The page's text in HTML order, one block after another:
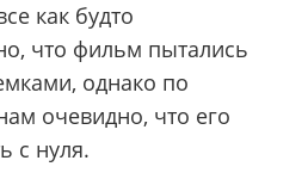
как будто
что фильм пытались
однако по
очевидно, что его
с нуля.